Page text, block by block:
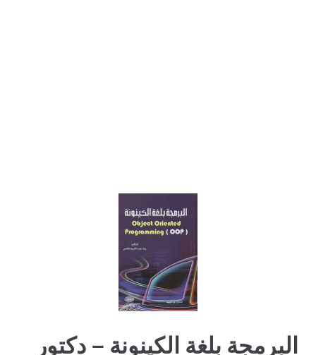
البرمجة بلغة الكينونة – دكتور